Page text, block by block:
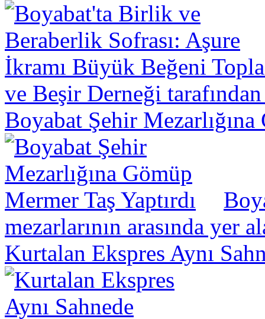
ve Beşir Derneği
Boyabat Şehir Mezarlığına
mezarlarının arasında yer
Kurtalan Ekspres Aynı